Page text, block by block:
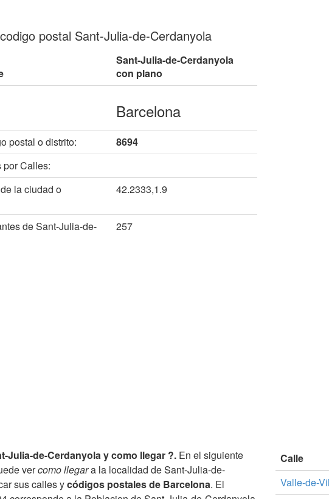
postal Sant-Julia-de-Cerdanyola
Sant-Julia-de-Cerdanyola
con plano
Barcelona
postal o distrito:
8694
Calles:
la ciudad o
42.2333,1.9
de Sant-Julia-de-
257
Julia-de-Cerdanyola y como llegar ?. En el siguiente
vercomo llegara la localidad de Sant-Julia-de-
sus calles ycódigos postales de Barcelona. El
Calle
Valle-de-